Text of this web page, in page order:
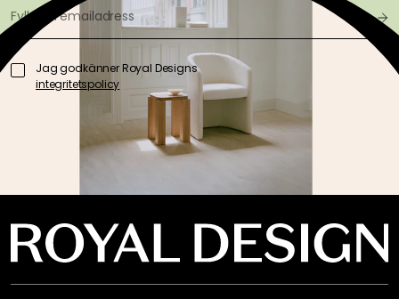
Jag godkänner Royal Designs
integritetspolicy